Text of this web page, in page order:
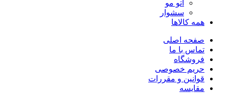
اتو مو
سشوار
همه کالاها
صفحه اصلی
تماس با ما
فروشگاه
حریم خصوصی
قوانین و مقررات
مقایسه